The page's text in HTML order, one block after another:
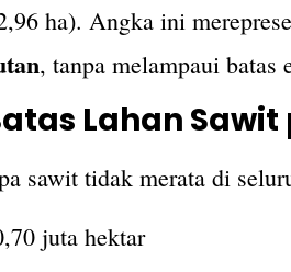
ha). Angka ini
, tanpa melampaui batas
Lahan Sawit
sawit tidak merata di
juta hektar